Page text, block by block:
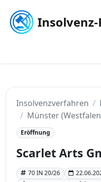
Insolvenzverfahren
Münster
Eröffnung
Scarlet Arts
70 IN 20/26